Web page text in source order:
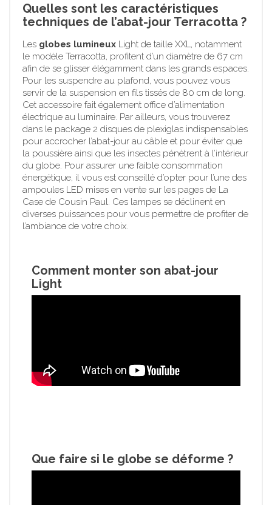
Quelles sont les caractéristiques
techniques de l’abat-jour Terracotta ?
Les globes lumineux Light de taille XXL, notamment
le modèle Terracotta, profitent d’un diamètre de 67 cm
afin de se glisser élégamment dans les grands espaces.
Pour les suspendre au plafond, vous pouvez vous
servir de la suspension en fils tissés de 80 cm de long.
Cet accessoire fait également office d’alimentation
électrique au luminaire. Par ailleurs, vous trouverez
dans le package 2 disques de plexiglas indispensables
pour accrocher l’abat-jour au câble et pour éviter que
la poussière ainsi que les insectes pénètrent à l’intérieur
du globe. Pour assurer une faible consommation
énergétique, il vous est conseillé d’opter pour l’une des
ampoules LED mises en vente sur les pages de La
Case de Cousin Paul. Ces lampes se déclinent en
diverses puissances pour vous permettre de profiter de
l’ambiance de votre choix.
Comment monter son abat-jour
Light
Que faire si le globe se déforme ?